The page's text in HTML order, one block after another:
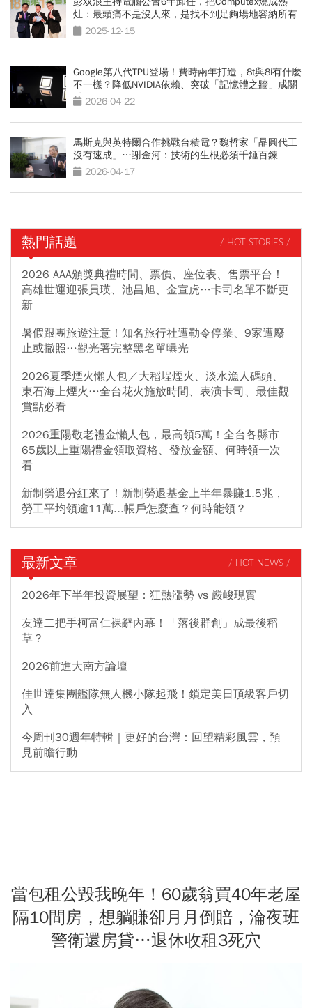
灶：最頭痛不是沒人來，是找不到足夠場地容納所有
人 2025-12-15
Google第八代TPU登場！費時兩年打造，8t與8i有什麼
不一樣？降低NVIDIA依賴、突破「記憶體之牆」成關
鍵 2026-04-22
馬斯克與英特爾合作挑戰台積電？魏哲家「晶圓代工
沒有速成」…謝金河：技術的生根必須千錘百鍊
2026-04-17
熱門話題 / HOT STORIES /
2026 AAA頒獎典禮時間、票價、座位表、售票平台！
高雄世運迎張員瑛、池昌旭、金宣虎…卡司名單不斷更
新
暑假跟團旅遊注意！知名旅行社遭勒令停業、9家遭廢
止或撤照…觀光署完整黑名單曝光
2026夏季煙火懶人包／大稻埕煙火、淡水漁人碼頭、
東石海上煙火…全台花火施放時間、表演卡司、最佳觀
賞點必看
2026重陽敬老禮金懶人包，最高領5萬！全台各縣市
65歲以上重陽禮金領取資格、發放金額、何時領一次
看
新制勞退分紅來了！新制勞退基金上半年暴賺1.5兆，
勞工平均領逾11萬...帳戶怎麼查？何時能領？
最新文章 / HOT NEWS /
2026年下半年投資展望：狂熱漲勢 vs 嚴峻現實
友達二把手柯富仁裸辭內幕！「落後群創」成最後稻
草？
2026前進大南方論壇
佳世達集團艦隊無人機小隊起飛！鎖定美日頂級客戶切
入
今周刊30週年特輯｜更好的台灣：回望精彩風雲，預
見前瞻行動
當包租公毀我晚年！60歲翁買40年老屋
隔10間房，想躺賺卻月月倒賠，淪夜班
警衛還房貸…退休收租3死穴